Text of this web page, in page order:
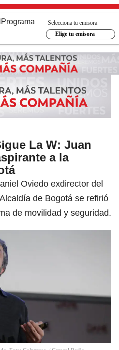
Programa
Selecciona tu emisora
Elige tu emisora
La W: Juan
a la
Oviedo exdirector del
de Bogotá se refirió
de movilidad y seguridad.